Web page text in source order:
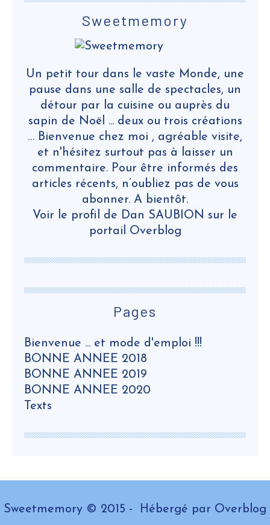
Pages
Bienvenue ... et mode d'emploi !!!
BONNE ANNEE 2018
BONNE ANNEE 2019
BONNE ANNEE 2020
Texts
Sweetmemory
Un petit tour dans le vaste Monde, une
pause dans une salle de spectacles, un
détour par la cuisine ou auprès du
sapin de Noël ... deux ou trois créations
… Bienvenue chez moi , agréable visite,
et n'hésitez surtout pas à laisser un
commentaire. Pour être informés des
articles récents, n’oubliez pas de vous
abonner. A bientôt.
Voir le profil de Dan SAUBION sur le
portail Overblog
Sweetmemory © 2015 - Hébergé par Overblog